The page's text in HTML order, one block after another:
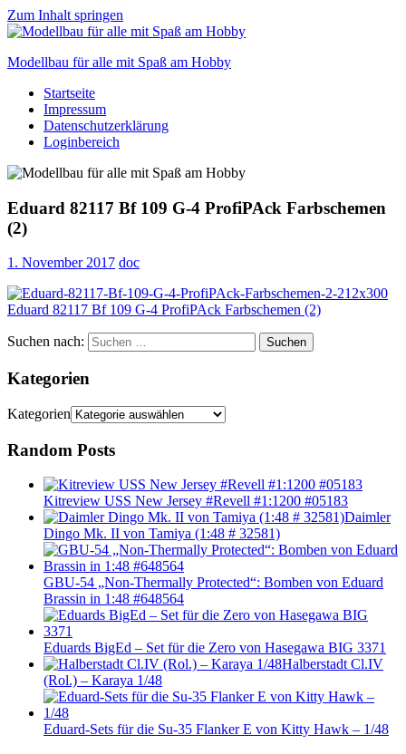
Zum Inhalt springen
Modellbau für alle mit Spaß am Hobby
Scale
modelling
to
Startseite
Impressum
Datenschutzerklärung
Loginbereich
Eduard 82117 Bf 109 G-4 ProfiPAck Farbschemen
(2)
1. November 2017 doc
Suchen nach: Suchen
Kategorien
Kategorien
Random Posts
Kitreview USS New Jersey #Revell #1:1200 #05183
Daimler
Dingo Mk. II von Tamiya (1:48 # 32581)
GBU-54 „Non-Thermally Protected“: Bomben von Eduard
Brassin in 1:48 #648564
Eduards BigEd – Set für die Zero von Hasegawa BIG 3371
Halberstadt Cl.IV
(Rol.) – Karaya 1/48
Eduard-Sets für die Su-35 Flanker E von Kitty Hawk – 1/48